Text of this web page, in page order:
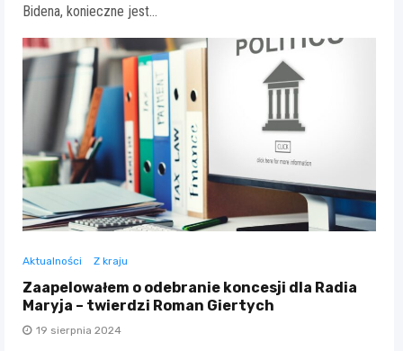
Bidena, konieczne jest…
Aktualności Z kraju
Zaapelowałem o odebranie koncesji dla Radia
Maryja – twierdzi Roman Giertych
19 sierpnia 2024